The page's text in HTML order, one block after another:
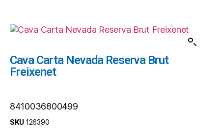
Cava Carta Nevada Reserva Brut
Freixenet
8410036800499
SKU 126390